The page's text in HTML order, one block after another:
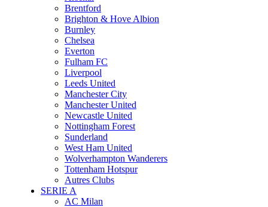
Brentford
Brighton & Hove Albion
Burnley
Chelsea
Everton
Fulham FC
Liverpool
Leeds United
Manchester City
Manchester United
Newcastle United
Nottingham Forest
Sunderland
West Ham United
Wolverhampton Wanderers
Tottenham Hotspur
Autres Clubs
SERIE A
AC Milan